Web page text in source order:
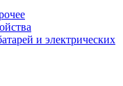
и электрических